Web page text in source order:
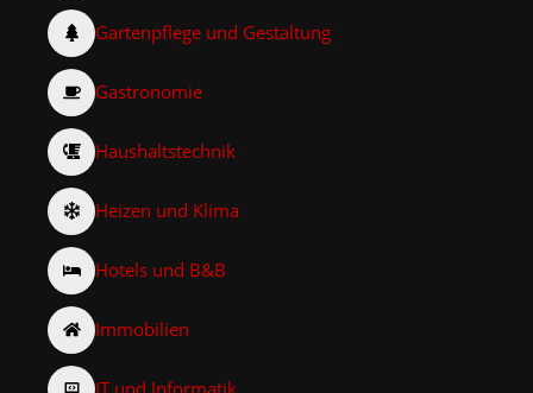
Gartenpflege und Gestaltung
Gastronomie
Haushaltstechnik
Heizen und Klima
Hotels und B&B
Immobilien